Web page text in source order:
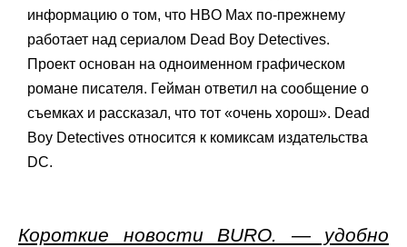
информацию о том, что HBO Max по-прежнему
работает над сериалом Dead Boy Detectives.
Проект основан на одноименном графическом
романе писателя. Гейман ответил на сообщение о
съемках и рассказал, что тот «очень хорош». Dead
Boy Detectives относится к комиксам издательства
DC.
Короткие новости BURO. — удобно